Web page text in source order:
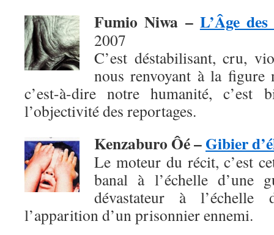
Fumio Niwa – L’Âge
2007
C’est déstabilisant, cru,
nous renvoyant à la figure
c’est-à-dire notre humanité, c’est
l’objectivité des reportages.
Kenzaburo Ôé –Gibier
Le moteur du récit, c’est
banal à l’échelle d’une
dévastateur à
l’apparition d’un prisonnier ennemi.